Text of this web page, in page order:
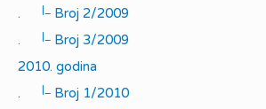
.
|_
Broj 2/2009
.
|_
Broj 3/2009
2010. godina
.
|_
Broj 1/2010